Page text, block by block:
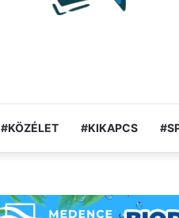
#KÖZÉLET #KIKAPCS